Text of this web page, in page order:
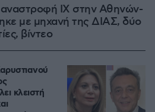
ΙΧ στην Αθηνών-
με μηχανή της ΔΙΑΣ, δύο
βίντεο
κλειστή